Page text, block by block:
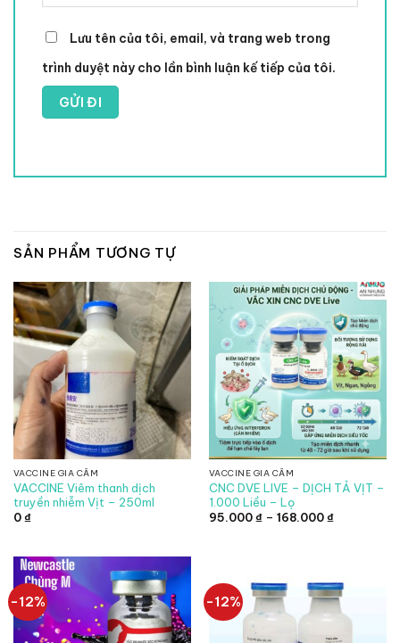
Lưu tên của tôi, email, và trang web trong
trình duyệt này cho lần bình luận kế tiếp của tôi.
SẢN PHẨM TƯƠNG TỰ
VACCINE GIA CẦM
VACCINE Viêm thanh dịch
truyền nhiễm Vịt – 250ml
0₫
VACCINE GIA CẦM
CNC DVE LIVE – DỊCH TẢ VỊT –
1.000 Liều – Lọ
95.000₫ – 168.000₫Khoảng
-12% -12%